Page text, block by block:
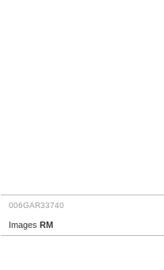
006GAR33740
Images RM